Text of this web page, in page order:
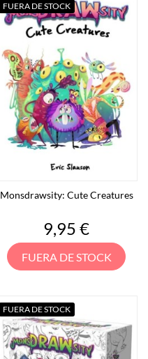
Monsdrawsity: Cute Creatures
Precio
9,95 €
FUERA DE STOCK
FUERA DE STOCK
FUERA DE STOCK